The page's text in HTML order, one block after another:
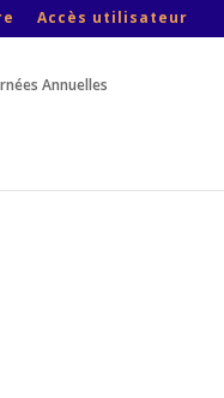
Accès utilisateur
Annuelles